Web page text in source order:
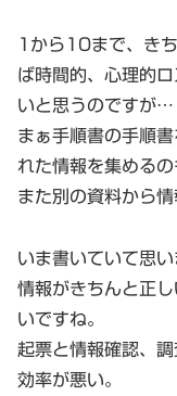
1から10まで、き
ば時間的、心理的
いと思うのですが…
まぁ手順書の手順
れた情報を集める
また別の資料から
いま書いていて思
情報がきちんと正
いですね。
起票と情報確認、
効率が悪い。